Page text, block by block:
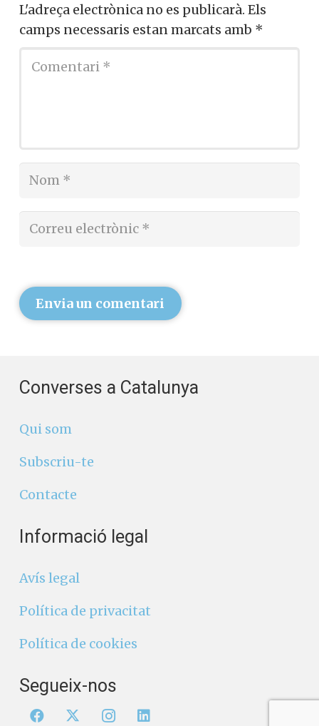
L'adreça electrònica no es publicarà. Els
camps necessaris estan marcats amb *
Envia un comentari
Converses a Catalunya
Qui som
Subscriu-te
Contacte
Informació legal
Avís legal
Política de privacitat
Política de cookies
Segueix-nos